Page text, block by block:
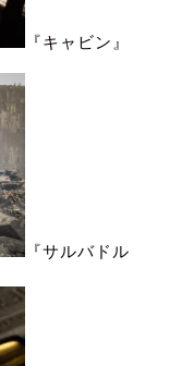
『キャビン』
『サルバドル